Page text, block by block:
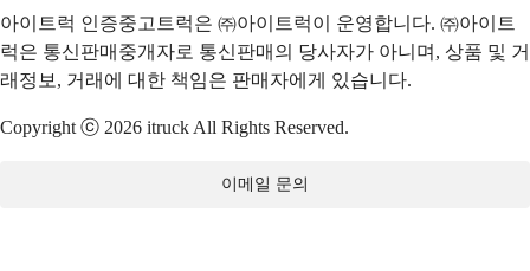
아이트럭 인증중고트럭은 ㈜아이트럭이 운영합니다. ㈜아이트
럭은 통신판매중개자로 통신판매의 당사자가 아니며, 상품 및 거
래정보, 거래에 대한 책임은 판매자에게 있습니다.
Copyright ⓒ 2026 itruck All Rights Reserved.
이메일 문의